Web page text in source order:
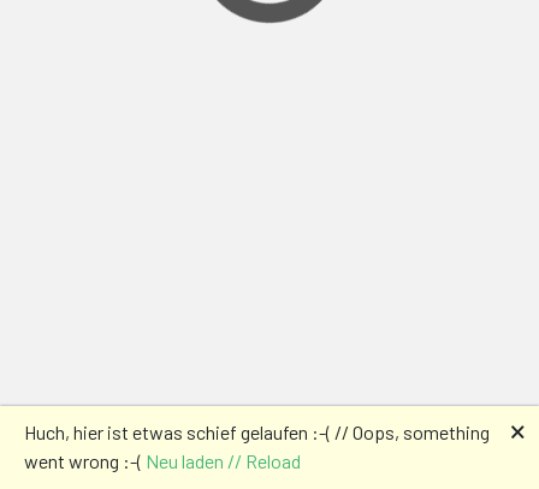
Huch, hier ist etwas schief gelaufen :-( // Oops, something
went wrong :-( Neu laden // Reload
🗙